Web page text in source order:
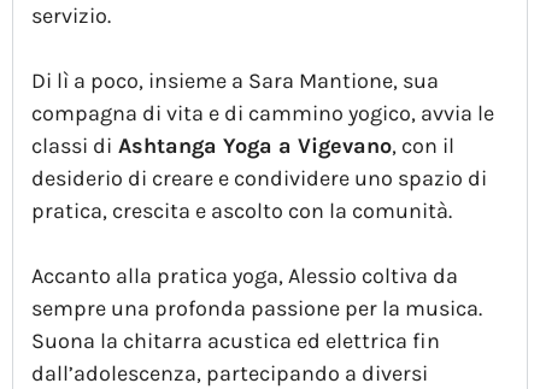
servizio.
Di lì a poco, insieme a Sara Mantione, sua
compagna di vita e di cammino yogico, avvia le
classi di Ashtanga Yoga a Vigevano, con il
desiderio di creare e condividere uno spazio di
pratica, crescita e ascolto con la comunità.
Accanto alla pratica yoga, Alessio coltiva da
sempre una profonda passione per la musica.
Suona la chitarra acustica ed elettrica fin
dall’adolescenza, partecipando a diversi